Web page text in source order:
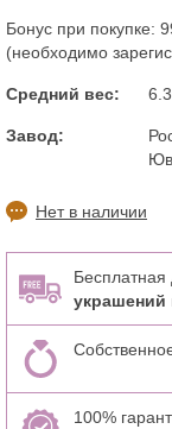
Бонус при покупке:
(необходимо
Средний вес:
Завод:
Нет в наличии
Бесплатная
украшений
100%